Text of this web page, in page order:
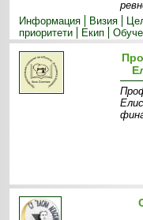
Информация
Визия
приоритети
Екип